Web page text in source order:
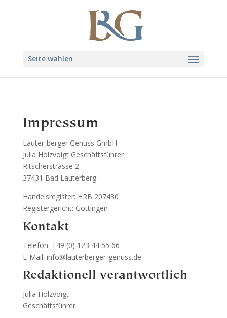
Seite wählen
Impressum
Lauter-berger Genuss GmbH
Julia Holzvoigt Geschäftsführer
Ritscherstrasse 2
37431 Bad Lauterberg
Handelsregister: HRB 207430
Registergericht: Göttingen
Kontakt
Telefon: +49 (0) 123 44 55 66
E-Mail: info@lauterberger-genuss.de
Redaktionell verantwortlich
Julia Holzvoigt
Geschäftsführer